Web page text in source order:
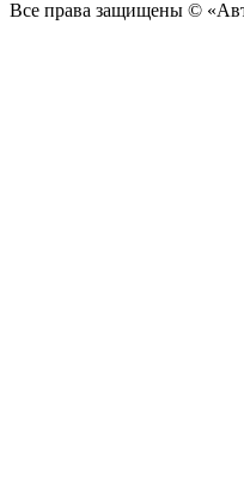
Все права защищены ©